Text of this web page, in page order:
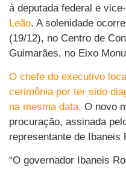
à deputada federal e
Leão. A solenidade
(19/12), no Centro de
Guimarães, no Eixo
O chefe do executivo
cerimônia por ter sido
na mesma data. O novo
procuração, assinada
representante de Ibaneis
“O governador Ibaneis